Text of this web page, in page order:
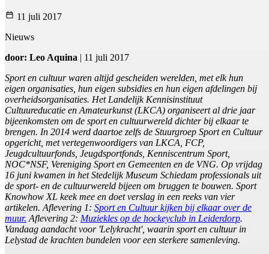
11 juli 2017
Nieuws
door: Leo Aquina | 11 juli 2017
Sport en cultuur waren altijd gescheiden werelden, met elk hun
eigen organisaties, hun eigen subsidies en hun eigen afdelingen bij
overheidsorganisaties. Het Landelijk Kennisinstituut
Cultuureducatie en Amateurkunst (LKCA) organiseert al drie jaar
bijeenkomsten om de sport en cultuurwereld dichter bij elkaar te
brengen. In 2014 werd daartoe zelfs de Stuurgroep Sport en Cultuur
opgericht, met vertegenwoordigers van LKCA, FCP,
Jeugdcultuurfonds, Jeugdsportfonds, Kenniscentrum Sport,
NOC*NSF, Vereniging Sport en Gemeenten en de VNG. Op vrijdag
16 juni kwamen in het Stedelijk Museum Schiedam professionals uit
de sport- en de cultuurwereld bijeen om bruggen te bouwen. Sport
Knowhow XL keek mee en doet verslag in een reeks van vier
artikelen.Aflevering 1: Sport en Cultuur kijken bij elkaar over de
muur. Aflevering 2: Muziekles op de hockeyclub in Leiderdorp.
Vandaag aandacht voor 'Lelykracht', waarin sport en cultuur in
Lelystad de krachten bundelen voor een sterkere samenleving.